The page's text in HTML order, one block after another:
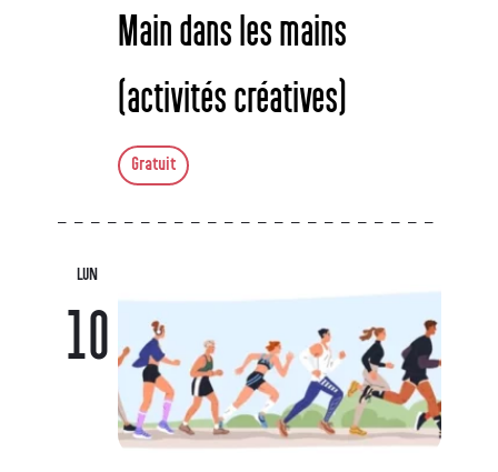
Main dans les mains
(activités créatives)
Gratuit
LUN
10